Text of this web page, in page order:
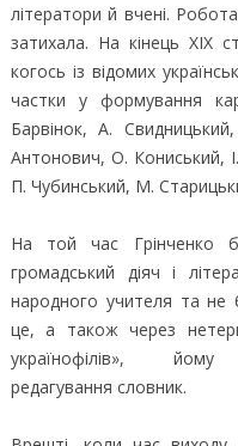
літератори й вчені.
затихала. На кінець XIX
когось із відомих
частки у формування
Барвінок, А.
Антонович, О. Кониський,
П. Чубинський, М.
На той час Грінченко
громадський діяч і
народного учителя та
це, а також через
українофілів»,
редагування словник.